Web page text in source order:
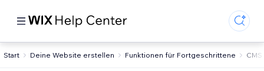
Start Deine Website erstellen Funktionen für Fortgeschrittene